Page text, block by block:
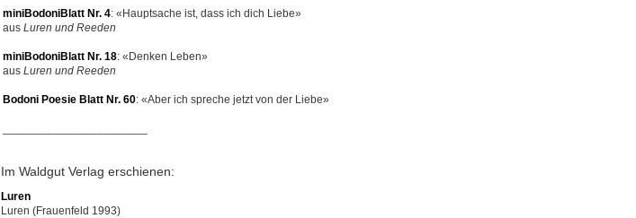
miniBodoniBlatt Nr. 4: «Hauptsache ist, dass ich dich Liebe»
aus Luren und Reeden
miniBodoniBlatt Nr. 18: «Denken Leben»
aus Luren und Reeden
Bodoni Poesie Blatt Nr. 60: «Aber ich spreche jetzt von der Liebe»
Im Waldgut Verlag erschienen:
Luren
Luren (Frauenfeld 1993)